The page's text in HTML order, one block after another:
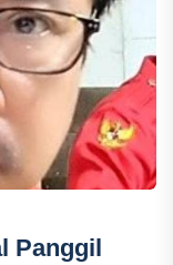
Panggil